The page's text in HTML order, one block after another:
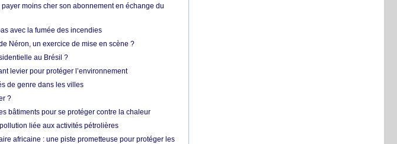
moins cher son abonnement en échange du
avec la fumée des incendies
Néron, un exercice de mise en scène ?
au Brésil ?
levier pour protéger l’environnement
de genre dans les villes
?
bâtiments pour se protéger contre la chaleur
liée aux activités pétrolières
africaine : une piste prometteuse pour protéger les